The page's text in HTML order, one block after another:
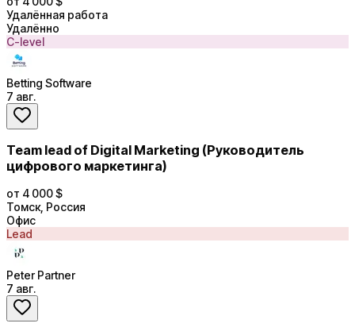
Удалённая работа
Удалённо
C-level
Betting Software
7 авг.
Team lead of Digital Marketing (Руководитель
цифрового маркетинга)
от 4 000 $
Томск, Россия
Офис
Lead
Peter Partner
7 авг.